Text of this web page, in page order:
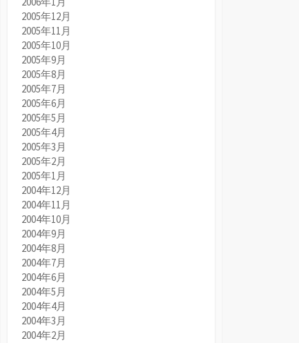
2005年12月
2005年11月
2005年10月
2005年9月
2005年8月
2005年7月
2005年6月
2005年5月
2005年4月
2005年3月
2005年2月
2005年1月
2004年12月
2004年11月
2004年10月
2004年9月
2004年8月
2004年7月
2004年6月
2004年5月
2004年4月
2004年3月
2004年2月